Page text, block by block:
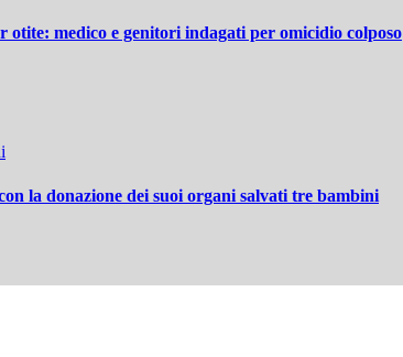
otite: medico e genitori indagati per omicidio colposo
la donazione dei suoi organi salvati tre bambini